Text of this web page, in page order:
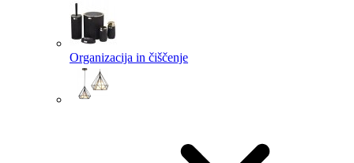
Organizacija in čiščenje